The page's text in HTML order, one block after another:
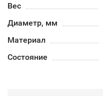
Вес
Диаметр, мм
Материал
Состояние